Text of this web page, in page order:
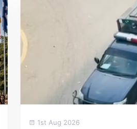
1st Aug 2026